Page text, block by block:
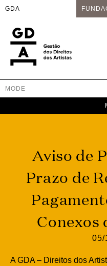
GDA
content
GDA
Juntos no mesmo palco
MODE
Aviso de
Prazo de
Conexos
05/
A GDA – Direitos dos